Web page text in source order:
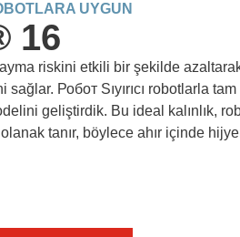
UYGUN
16
riskini etkili bir şekilde
Робот Sıyırıcı robotlarla
geliştirdik. Bu ideal kalınlık,
tanır, böylece ahır içinde